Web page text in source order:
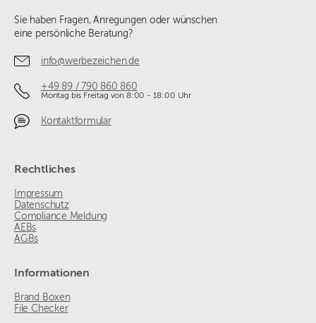
Sie haben Fragen, Anregungen oder wünschen
eine persönliche Beratung?
info@werbezeichen.de
+49 89 / 790 860 860
Montag bis Freitag von 8:00 - 18:00 Uhr
Kontaktformular
Rechtliches
Impressum
Datenschutz
Compliance Meldung
AEBs
AGBs
Informationen
Brand Boxen
File Checker